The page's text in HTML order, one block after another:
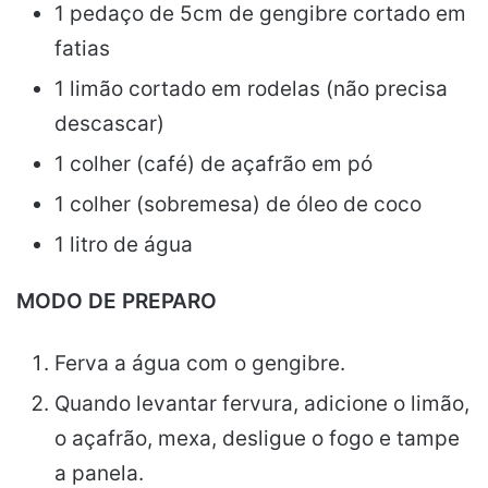
1 pedaço de 5cm de gengibre cortado em
fatias
1 limão cortado em rodelas (não precisa
descascar)
1 colher (café) de açafrão em pó
1 colher (sobremesa) de óleo de coco
1 litro de água
MODO DE PREPARO
Ferva a água com o gengibre.
Quando levantar fervura, adicione o limão,
o açafrão, mexa, desligue o fogo e tampe
a panela.